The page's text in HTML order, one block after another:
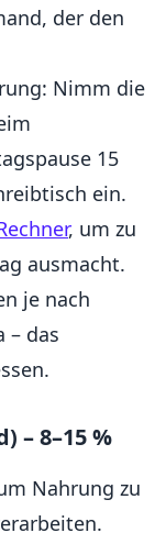
der den
Nimm die
15
ein.
, um zu
ausmacht.
je nach
– das
– 8–15 %
Nahrung zu